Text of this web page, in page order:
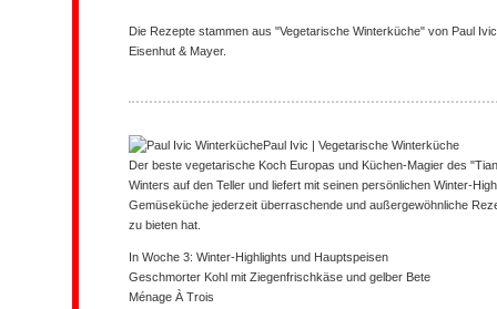
Die Rezepte stammen aus "Vegetarische Winterküche" von Paul
Eisenhut & Mayer.
Paul Ivic | Vegetarische Winterküche
Der beste vegetarische Koch Europas und Küchen-Magier des
Winters auf den Teller und liefert mit seinen persönlichen Winter-
Gemüseküche jederzeit überraschende und außergewöhnliche
zu bieten hat.
In Woche 3: Winter-Highlights und Hauptspeisen
Geschmorter Kohl mit Ziegenfrischkäse und gelber Bete
Ménage À Trois